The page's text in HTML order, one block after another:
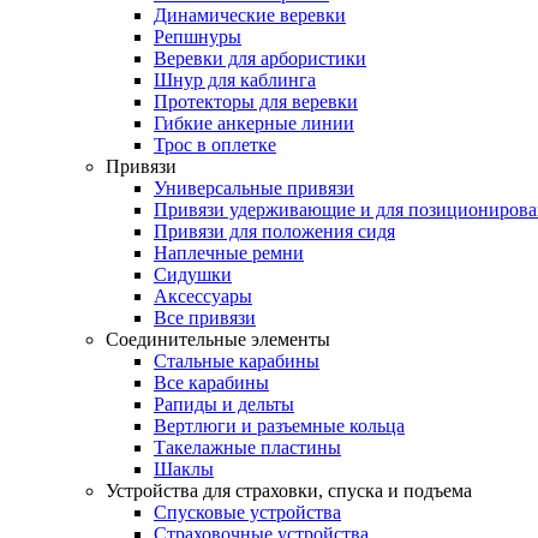
Динамические веревки
Репшнуры
Веревки для арбористики
Шнур для каблинга
Протекторы для веревки
Гибкие анкерные линии
Трос в оплетке
Привязи
Универсальные привязи
Привязи удерживающие и для
Привязи для положения сидя
Наплечные ремни
Сидушки
Аксессуары
Все привязи
Соединительные элементы
Стальные карабины
Все карабины
Рапиды и дельты
Вертлюги и разъемные кольца
Такелажные пластины
Шаклы
Устройства для страховки, спуска и подъема
Спусковые устройства
Страховочные устройства